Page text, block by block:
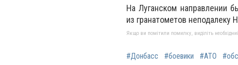
На Луганском направлении
из гранатометов неподалеку
Якщо ви помітили помилку, виділіть
#Донбасс #боевики #АТО